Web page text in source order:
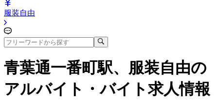
服装自由
青葉通一番町駅、服装自由の
アルバイト・バイト求人情報